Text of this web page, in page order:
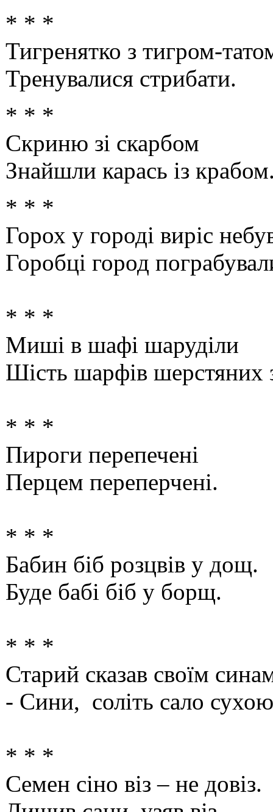
* * *
Тигренятко з тигром-
Тренувалися стрибати.
* * *
Скриню зі скарбом
Знайшли карась із
* * *
Горох у городі виріс
Горобці город
* * *
Миші в шафі шаруділи
Шість шарфів шерстяних
* * *
Пироги перепечені
Перцем переперчені.
* * *
Бабин біб розцвів у дощ.
Буде бабі біб у борщ.
* * *
Старий сказав своїм
- Сини, соліть сало
* * *
Семен сіно віз – не довіз.